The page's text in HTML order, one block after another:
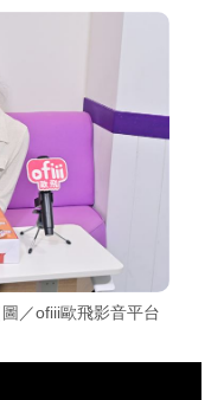
／ofiii歐飛影音平台